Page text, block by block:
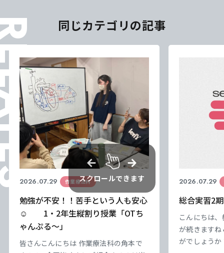
同じカテゴリの記事
2026.07.29 作業療法科
勉強が不安！！苦手という人も安心
☺ 1・2年生縦割り授業「OTち
ゃんぷる～」
皆さんこんにちは 作業療法科の角本で
2026.07.29
総合実習2期
こんにちは
が続きます
がでしょう
スクロールできます